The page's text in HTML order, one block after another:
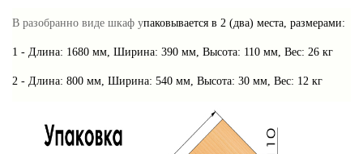
В разобранно виде шкаф упаковывается в 2 (два) места, размерами:
1 - Длина: 1680 мм, Ширина: 390 мм, Высота: 110 мм, Вес: 26 кг
2 - Длина: 800 мм, Ширина: 540 мм, Высота: 30 мм, Вес: 12 кг